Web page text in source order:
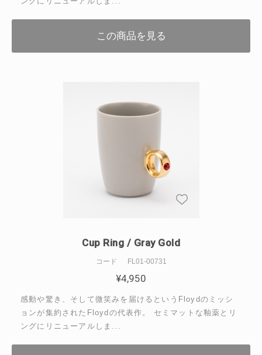
この商品を見る
Cup Ring / Gray Gold
コード FL01-00731
¥4,950
感動や驚き、そして微笑みを届けるというFloydのミッシ
ョンが集約されたFloydの代表作。 セミマットな釉薬とリ
ングにリニューアルしま...